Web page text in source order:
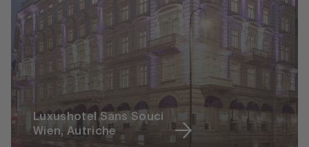
Luxushotel Sans Souci
Wien, Autriche